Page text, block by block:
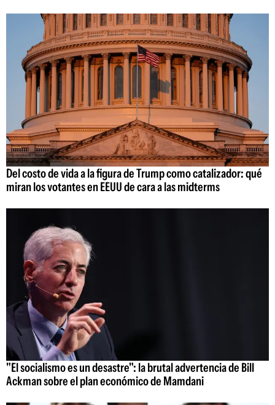
Del costo de vida a la figura de Trump como catalizador: qué
miran los votantes en EEUU de cara a las midterms
"El socialismo es un desastre": la brutal advertencia de Bill
Ackman sobre el plan económico de Mamdani